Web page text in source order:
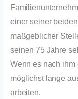
einer seiner
maßgeblicher
seinen 75 Jahre
Wenn es nach ihm
möglichst lange
arbeiten.